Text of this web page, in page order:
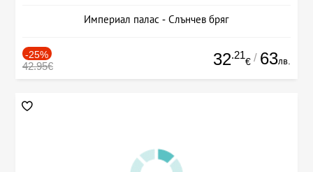
Империал палас - Слънчев бряг
-25%
42.95€ 32.21
€ / 63лв.